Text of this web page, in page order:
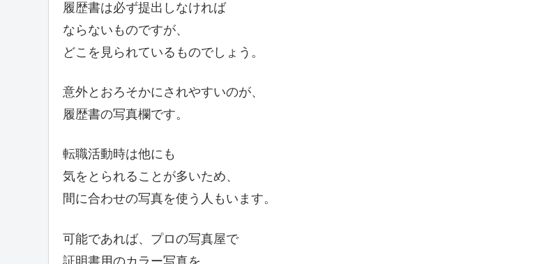
履歴書は必ず提出しなければ
ならないものですが、
どこを見られているものでしょう。
意外とおろそかにされやすいのが、
履歴書の写真欄です。
転職活動時は他にも
気をとられることが多いため、
間に合わせの写真を使う人もいます。
可能であれば、プロの写真屋で
証明書用のカラー写真を